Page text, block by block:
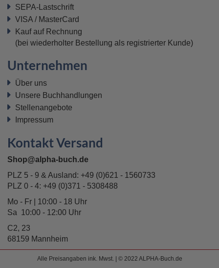
SEPA-Lastschrift
VISA / MasterCard
Kauf auf Rechnung
(bei wiederholter Bestellung als registrierter Kunde)
Unternehmen
Über uns
Unsere Buchhandlungen
Stellenangebote
Impressum
Kontakt Versand
Shop@alpha-buch.de
PLZ 5 - 9 & Ausland: +49 (0)621 - 1560733
PLZ 0 - 4: +49 (0)371 - 5308488
Mo - Fr | 10:00 - 18 Uhr
Sa 10:00 - 12:00 Uhr
C2, 23
68159 Mannheim
Alle Preisangaben ink. Mwst. | © 2022 ALPHA-Buch.de